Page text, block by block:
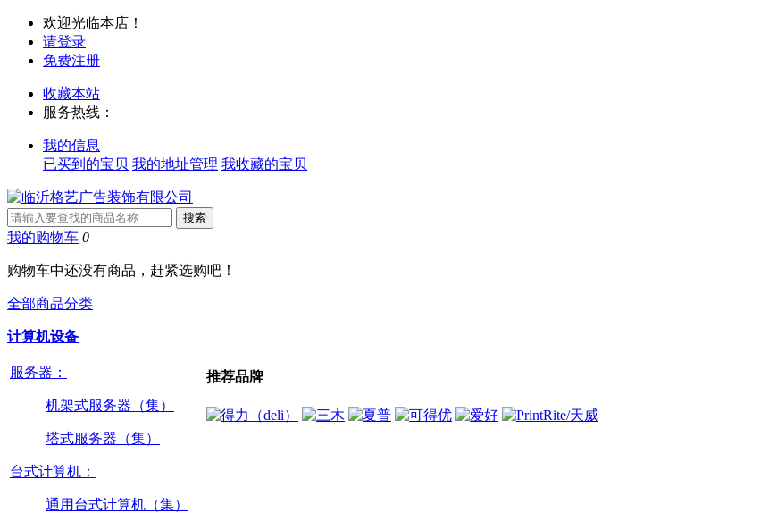
欢迎光临本店！
请登录
免费注册
收藏本站
服务热线：
我的信息
已买到的宝贝 我的地址管理 我收藏的宝贝
我的购物车 0
购物车中还没有商品，赶紧选购吧！
全部商品分类
计算机设备
服务器：
机架式服务器（集）
塔式服务器（集）
台式计算机：
通用台式计算机（集）
推荐品牌